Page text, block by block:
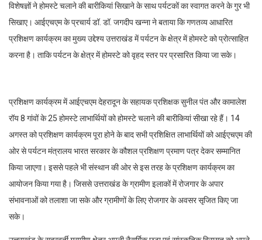
विशेषज्ञों ने होमस्टे चलाने की बारीकियां सिखाने के साथ पर्यटकों का स्वागत करने के गुर भी
सिखाए। आईएचएम के प्रचार्य डॉ. डॉ. जगदीप खन्ना ने बताया कि गणतव्य आधारित
प्रशिक्षण कार्यक्रम का मुख्य उद्देश्य उत्तराखंड में पर्यटन के क्षेत्र में होमस्टे को प्रोत्साहित
करना है। ताकि पर्यटन के क्षेत्र में होमस्टे को वृहद स्तर पर प्रसारित किया जा सके।
प्रशिक्षण कार्यक्रम में आईएचएम देहरादून के सहायक प्रशिक्षक सुनील पंत और कामालेश
रॉय 8 गांवों के 25 होमस्टे लाभार्थियों को होमस्टे चलाने की बारीकियां सीखा रहे हैं। 14
अगस्त को प्रशिक्षण कार्यक्रम पूरा होने के बाद सभी प्रशिक्षित लाभार्थियों को आईएचएम की
ओर से पर्यटन मंत्रालय भारत सरकार के कौशल प्रशिक्षण प्रमाण पत्र देकर सम्मानित
किया जाएगा। इससे पहले भी संस्थान की ओर से इस तरह के प्रशिक्षण कार्यक्रम का
आयोजन किया गया है। जिससे उत्तराखंड के ग्रामीण इलाकों में रोजगार के अपार
संभावनाओं को तलाशा जा सके और ग्रामीणों के लिए रोजगार के अवसर सृजित किए जा
सके।